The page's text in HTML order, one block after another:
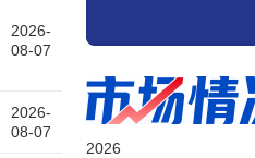
2026-
08-07
2026-
08-07
2026